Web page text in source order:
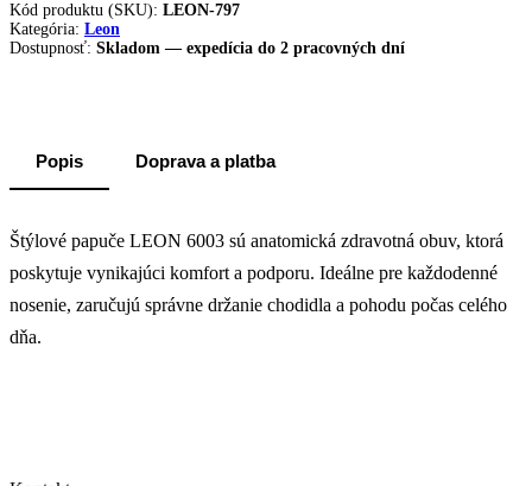
Kód produktu (SKU): LEON-797
Kategória: Leon
Dostupnosť: Skladom — expedícia do 2 pracovných dní
Popis Doprava a platba
Štýlové papuče LEON 6003 sú anatomická zdravotná obuv, ktorá
poskytuje vynikajúci komfort a podporu. Ideálne pre každodenné
nosenie, zaručujú správne držanie chodidla a pohodu počas celého
dňa.